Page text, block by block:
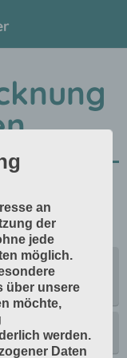
an
der
jede
möglich.
über unsere
möchte,
werden.
Daten